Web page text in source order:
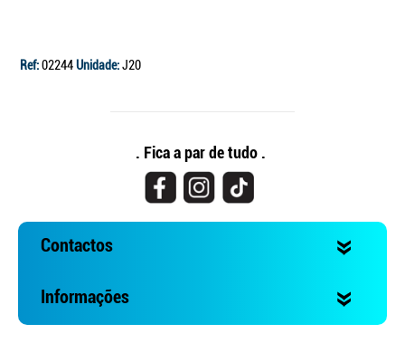
Ref:02244Unidade:J20
. Fica a par de tudo .
Contactos
Informações